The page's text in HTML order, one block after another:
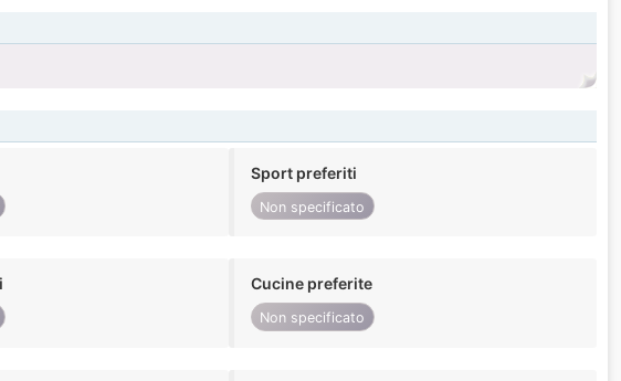
Sport preferiti
Non specificato
Cucine preferite
Non specificato